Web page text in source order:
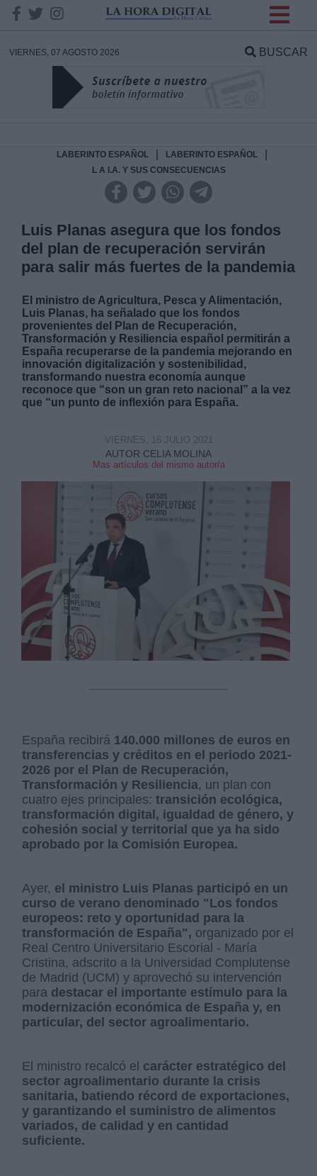
VIERNES, 07 AGOSTO 2026 BUSCAR
LABERINTO ESPAÑOL LABERINTO ESPAÑOL
L A I.A. Y SUS CONSECUENCIAS
Luis Planas asegura que los fondos
del plan de recuperación servirán
para salir más fuertes de la pandemia
El ministro de Agricultura, Pesca y Alimentación,
Luis Planas, ha señalado que los fondos
provenientes del Plan de Recuperación,
Transformación y Resiliencia español permitirán a
España recuperarse de la pandemia mejorando en
innovación digitalización y sostenibilidad,
transformando nuestra economía aunque
reconoce que “son un gran reto nacional” a la vez
que “un punto de inflexión para España.
AUTOR CELIA MOLINA
Mas artículos del mismo autor/a
VIERNES, 16 JULIO 2021
España recibirá 140.000 millones de euros en
transferencias y créditos en el periodo 2021-
2026 por el Plan de Recuperación,
Transformación y Resiliencia, un plan con
cuatro ejes principales:transición ecológica,
transformación digital, igualdad de género, y
cohesión social y territorial que ya ha sido
aprobado por la Comisión Europea.
Ayer, el ministro Luis Planas participó en un
curso de verano denominado "Los fondos
europeos: reto y oportunidad para la
transformación de España", organizado por el
Real Centro Universitario Escorial - María
Cristina, adscrito a la Universidad Complutense
de Madrid (UCM) y aprovechó su intervención
para destacar el importante estímulo para la
modernización económica de España y, en
particular, del sector agroalimentario.
El ministro recalcó el carácter estratégico del
sector agroalimentario durante la crisis
sanitaria, batiendo récord de exportaciones,
y garantizando el suministro de alimentos
variados, de calidad y en cantidad
suficiente.
DATOS
Responsable:
Legitimación:
link
Información adicional
link